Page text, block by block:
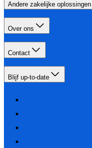
Andere zakelijke oplossingen
Over ons
Contact
Blijf up-to-date